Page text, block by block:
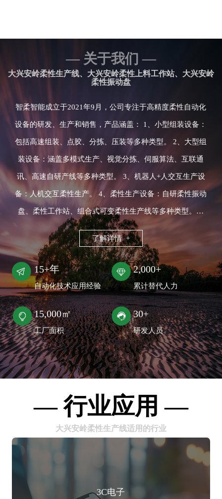
— 关于我们 —
大兴安岭柔性生产线、大兴安岭柔性上料工作站、大兴安岭
柔性振动盘
智柔智能成立于2021年9月，公司专注于高精度柔性自动化
设备的研发、生产和销售，产品涵盖： 1、小型组装设备：
包括高速组装、点胶、分拣、压装等多种类型。 2、大型组
装设备：涵盖多模式生产、视觉分拣、伺服算法、互联通
讯、高速自研产线等多种类型。 3、机器人+人交互生产设
备：人机交互柔性生产。 4、柔性生产设备：自研柔性振动
盘、柔性工作站、组合式可变柔性生产线等多种类型。…
了解详情 +
15+年
自动化技术应用经验
2,000+
累计替代人力
15,000㎡
工厂面积
30+
研发人员
— 行业应用 —
大兴安岭柔性生产线适用的行业
3C电子